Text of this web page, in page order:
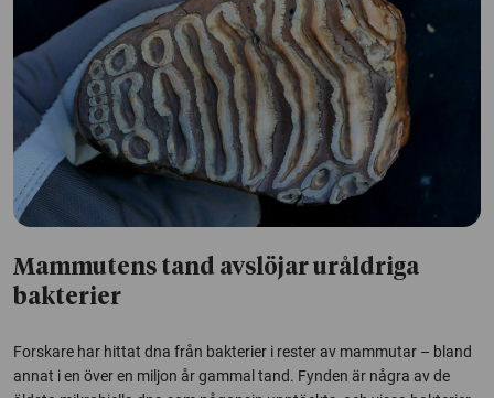
Mammutens tand avslöjar uråldriga
bakterier
Forskare har hittat dna från bakterier i rester av mammutar – bland
annat i en över en miljon år gammal tand. Fynden är några av de